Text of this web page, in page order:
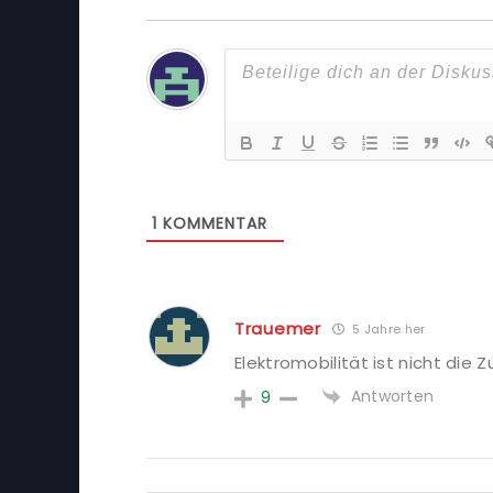
1 KOMMENTAR
Trauemer 5 Jahre her
Elektromobilität ist nicht die
9 Antworten